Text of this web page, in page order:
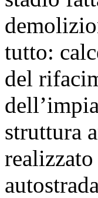
tutto:
del
struttura